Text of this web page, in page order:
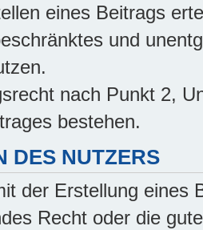
eines Beitrags
und
nach Punkt 2,
bestehen.
DES NUTZERS
der Erstellung eines
Recht oder die